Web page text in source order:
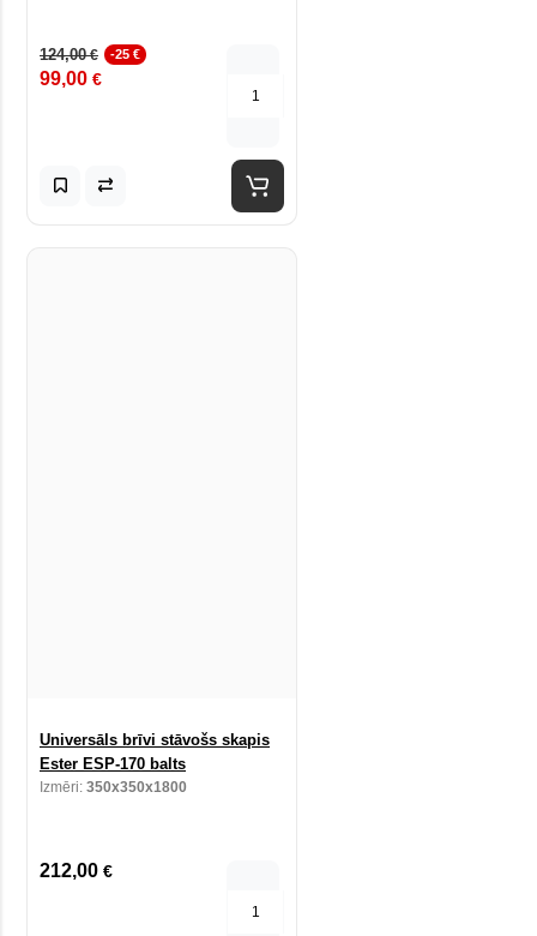
124,00€ -25 €
99,00 €
Universāls brīvi stāvošs skapis
Ester ESP-170 balts
Izmēri: 350x350x1800
212,00 €